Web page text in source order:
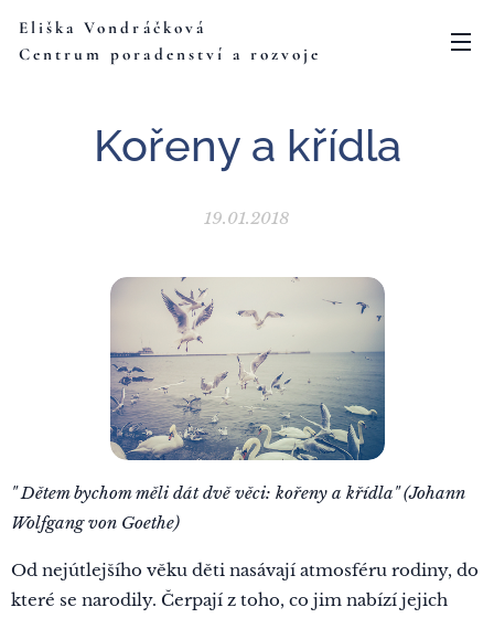
Eliška Vondráčková
Centrum poradenství a rozvoje
Kořeny a křídla
19.01.2018
" Dětem bychom měli dát dvě věci: kořeny a křídla" (Johann
Wolfgang von Goethe)
Od nejútlejšího věku děti nasávají atmosféru rodiny, do
které se narodily. Čerpají z toho, co jim nabízí jejich